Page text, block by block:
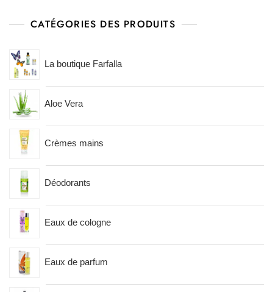
CATÉGORIES DES PRODUITS
La boutique Farfalla
Aloe Vera
Crèmes mains
Déodorants
Eaux de cologne
Eaux de parfum